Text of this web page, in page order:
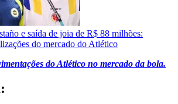
e saída de joia de R$ 88 milhões:
do mercado do Atlético
do Atlético no mercado da bola.